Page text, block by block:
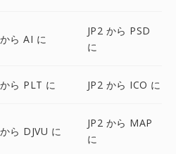
ら AI に
JP2 から PSD
に
ら PLT に JP2 から ICO に
ら DJVU に
JP2 から MAP
に